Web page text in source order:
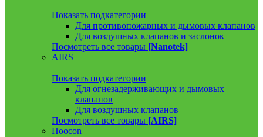
Показать подкатегории
Для противопожарных и дымовых клапанов
Для воздушных клапанов и заслонок
Посмотреть все товары [Nanotek]
AIRS
Показать подкатегории
Для огнезадерживающих и дымовых
клапанов
Для воздушных клапанов
Посмотреть все товары [AIRS]
Hoocon